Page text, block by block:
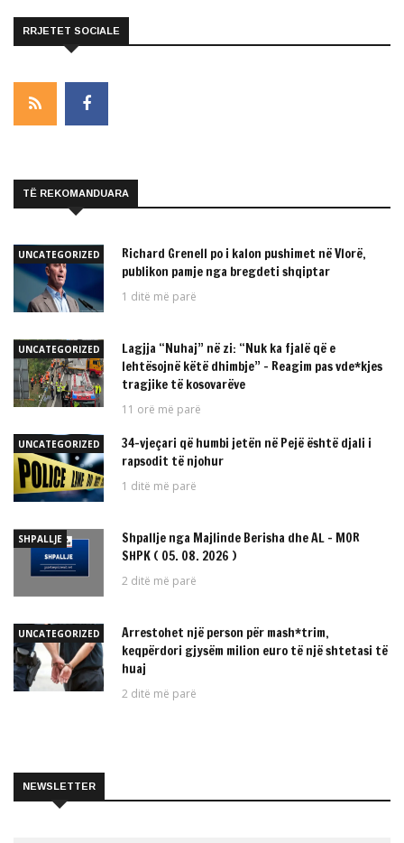
RRJETET SOCIALE
TË REKOMANDUARA
UNCATEGORIZED
Richard Grenell po i kalon pushimet në Vlorë,
publikon pamje nga bregdeti shqiptar
1 ditë më parë
UNCATEGORIZED
Lagjja “Nuhaj” në zi: “Nuk ka fjalë që e
lehtësojnë këtë dhimbje” – Reagim pas vde*kjes
tragjike të kosovarëve
11 orë më parë
UNCATEGORIZED
34-vjeçari që humbi jetën në Pejë është djali i
rapsodit të njohur
1 ditë më parë
SHPALLJE
Shpallje nga Majlinde Berisha dhe AL – MOR
SHPK ( 05. 08. 2026 )
2 ditë më parë
UNCATEGORIZED
Arrestohet një person për mash*trim,
keqpërdori gjysëm milion euro të një shtetasi të
huaj
2 ditë më parë
NEWSLETTER